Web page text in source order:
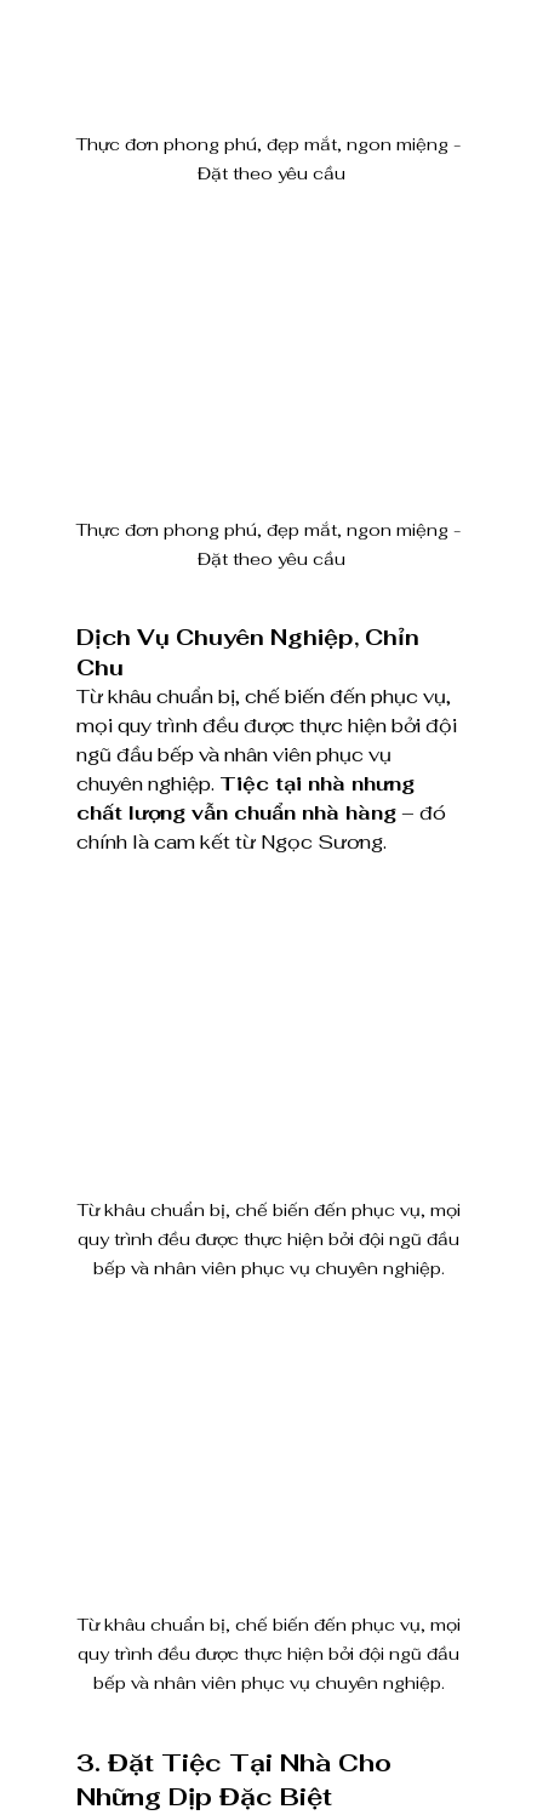
Thực đơn phong phú, đẹp mắt, ngon miệng -
Đặt theo yêu cầu
Thực đơn phong phú, đẹp mắt, ngon miệng -
Đặt theo yêu cầu
Dịch Vụ Chuyên Nghiệp, Chỉn
Chu
Từ khâu chuẩn bị, chế biến đến phục vụ,
mọi quy trình đều được thực hiện bởi đội
ngũ đầu bếp và nhân viên phục vụ
chuyên nghiệp. Tiệc tại nhà nhưng
chất lượng vẫn chuẩn nhà hàng – đó
chính là cam kết từ Ngọc Sương.
Từ khâu chuẩn bị, chế biến đến phục vụ, mọi
quy trình đều được thực hiện bởi đội ngũ đầu
bếp và nhân viên phục vụ chuyên nghiệp.
Từ khâu chuẩn bị, chế biến đến phục vụ, mọi
quy trình đều được thực hiện bởi đội ngũ đầu
bếp và nhân viên phục vụ chuyên nghiệp.
3. Đặt Tiệc Tại Nhà Cho
Những Dịp Đặc Biệt